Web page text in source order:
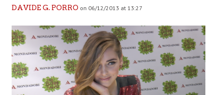
DAVIDE G. PORRO on 06/12/2013 at 13:27